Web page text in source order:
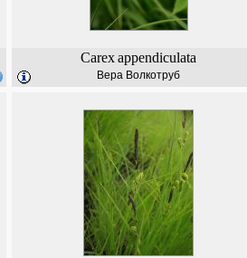
Carexappendiculata
Вера Волкотруб